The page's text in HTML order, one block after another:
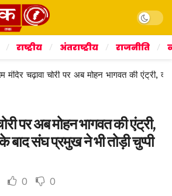
Dark
राष्ट्रीय अंतराष्ट्रीय राजनीति
मंदिर चढ़ावा चोरी पर अब मोहन भागवत की एंट्री,
पर अब मोहन भागवत की एंट्री,
बाद संघ प्रमुख ने भी तोड़ी चुप्पी
0 0